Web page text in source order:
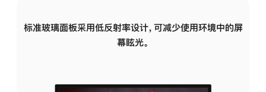
标准玻璃面板采用低反射率设计，可减少使用环境中的屏
幕眩光。